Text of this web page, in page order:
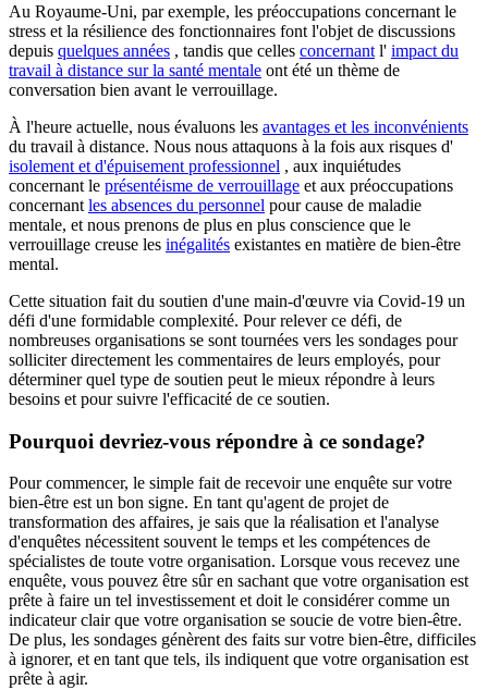
Au Royaume-Uni, par exemple, les préoccupations concernant le
stress et la résilience des fonctionnaires font l'objet de discussions
depuis quelques années , tandis que celles concernant l' impact du
travail à distance sur la santé mentale ont été un thème de
conversation bien avant le verrouillage.
À l'heure actuelle, nous évaluons les avantages et les inconvénients
du travail à distance. Nous nous attaquons à la fois aux risques d'
isolement et d'épuisement professionnel , aux inquiétudes
concernant le présentéisme de verrouillage et aux préoccupations
concernant les absences du personnel pour cause de maladie
mentale, et nous prenons de plus en plus conscience que le
verrouillage creuse les inégalités existantes en matière de bien-être
mental.
Cette situation fait du soutien d'une main-d'œuvre via Covid-19 un
défi d'une formidable complexité. Pour relever ce défi, de
nombreuses organisations se sont tournées vers les sondages pour
solliciter directement les commentaires de leurs employés, pour
déterminer quel type de soutien peut le mieux répondre à leurs
besoins et pour suivre l'efficacité de ce soutien.
Pourquoi devriez-vous répondre à ce sondage?
Pour commencer, le simple fait de recevoir une enquête sur votre
bien-être est un bon signe. En tant qu'agent de projet de
transformation des affaires, je sais que la réalisation et l'analyse
d'enquêtes nécessitent souvent le temps et les compétences de
spécialistes de toute votre organisation. Lorsque vous recevez une
enquête, vous pouvez être sûr en sachant que votre organisation est
prête à faire un tel investissement et doit le considérer comme un
indicateur clair que votre organisation se soucie de votre bien-être.
De plus, les sondages génèrent des faits sur votre bien-être, difficiles
à ignorer, et en tant que tels, ils indiquent que votre organisation est
prête à agir.